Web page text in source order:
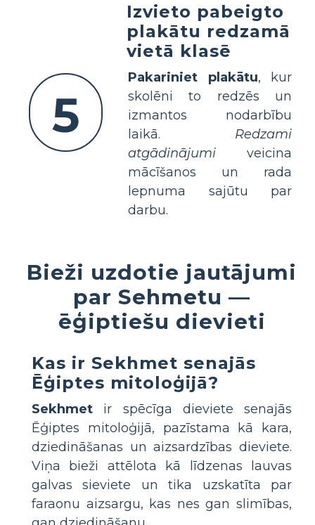
5
Izvieto pabeigto
plakātu redzamā
vietā klasē
Pakariniet plakātu, kur
skolēni to redzēs un
izmantos nodarbību
laikā. Redzami
atgādinājumi veicina
mācīšanos un rada
lepnuma sajūtu par
darbu.
Bieži uzdotie jautājumi
par Sehmetu —
ēģiptiešu dievieti
Kas ir Sekhmet senajās
Ēģiptes mitoloģijā?
Sekhmet ir spēcīga dieviete senajās
Ēģiptes mitoloģijā, pazīstama kā kara,
dziedināšanas un aizsardzības dieviete.
Viņa bieži attēlota kā līdzenas lauvas
galvas sieviete un tika uzskatīta par
faraonu aizsargu, kas nes gan slimības,